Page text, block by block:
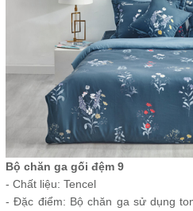
Bộ chăn ga gối đệm 9
- Chất liệu: Tencel
- Đặc điểm: Bộ chăn ga sử dụng